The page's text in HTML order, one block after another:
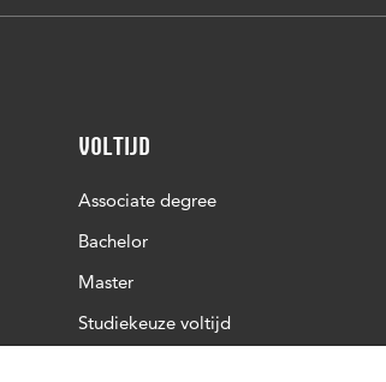
Voltijd
Associate degree
Bachelor
Master
Studiekeuze voltijd